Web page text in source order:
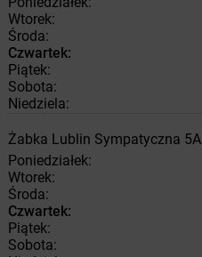
Wtorek:
Środa:
Czwartek:
Piątek:
Sobota:
Niedziela:
Żabka Lublin Sympatyczna 5A
Poniedziałek:
Wtorek:
Środa:
Czwartek:
Piątek:
Sobota: